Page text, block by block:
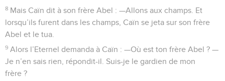
8 Mais Caïn dit à son frère Abel : —Allons aux champs. Et
lorsqu’ils furent dans les champs, Caïn se jeta sur son frère
Abel et le tua.
9 Alors l’Eternel demanda à Caïn : —Où est ton frère Abel ? —
Je n’en sais rien, répondit-il. Suis-je le gardien de mon
frère ?